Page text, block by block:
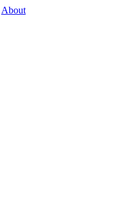
About